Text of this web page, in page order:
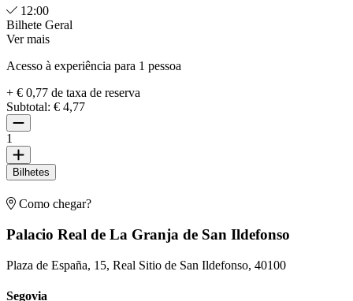
Como chegar?
Palacio Real de La Granja de San Ildefonso
Plaza de España, 15, Real Sitio de San Ildefonso, 40100
Segovia
12:00
Bilhete Geral
Ver mais
Acesso à experiência para 1 pessoa
+ € 0,77 de taxa de reserva
Subtotal: € 4,77
1
Bilhetes